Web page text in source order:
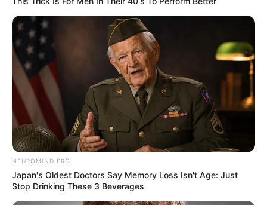
NEUROMIND PRO
Japan's Oldest Doctors Say Memory Loss Isn't Age: Just
Stop Drinking These 3 Beverages